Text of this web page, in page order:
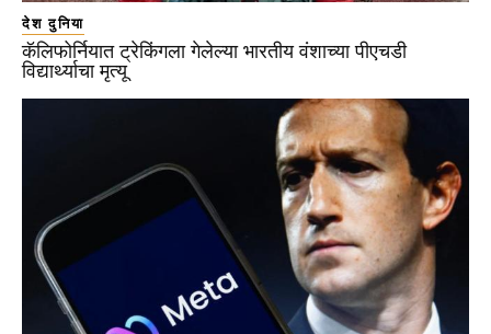
देश दुनिया
कॅलिफोर्नियात ट्रेकिंगला गेलेल्या भारतीय वंशाच्या पीएचडी
विद्यार्थ्याचा मृत्यू